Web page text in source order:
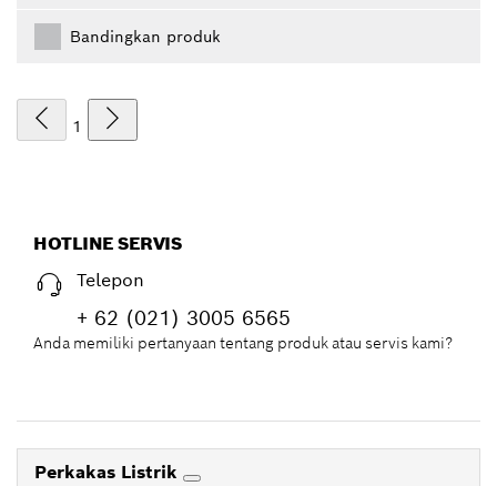
Bandingkan produk
1
HOTLINE SERVIS
Telepon
+ 62 (021) 3005 6565
Anda memiliki pertanyaan tentang produk atau servis kami?
Perkakas Listrik